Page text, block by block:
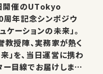
催のUTokyo
周年記念シンポジウ
ケーションの未来」。
授陣、実務家が熱く
」を、当日運営に携わ
目線でお届けしま